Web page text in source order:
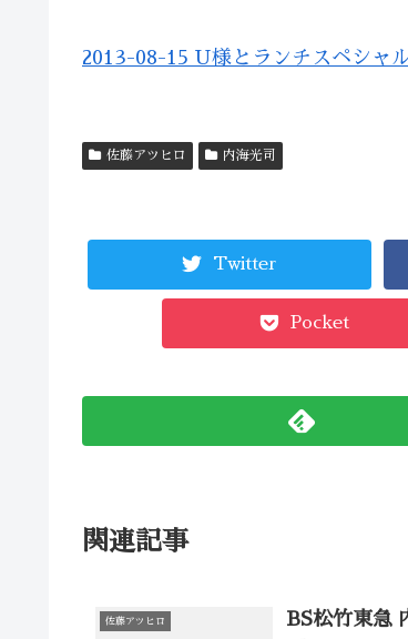
2013-08-15 U様とランチスペシャ
佐藤アツヒロ 内海光司
Twitter
Pocket
関連記事
佐藤アツヒロ
BS松竹東急